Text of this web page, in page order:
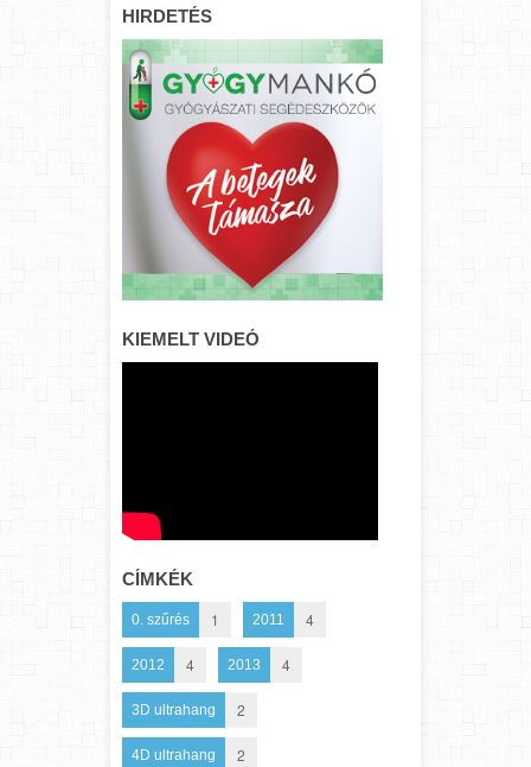
HIRDETÉS
KIEMELT VIDEÓ
CÍMKÉK
0. szűrés 1 2011 4
2012 4 2013 4
3D ultrahang 2
4D ultrahang 2